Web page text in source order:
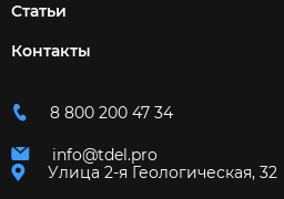
Статьи
Контакты
8 800 200 47 34
info@tdel.pro
Улица 2-я Геологическая, 32